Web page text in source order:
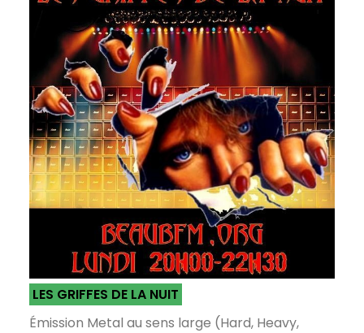
LES GRIFFES DE LA NUIT
Émission Metal au sens large (Hard, Heavy,